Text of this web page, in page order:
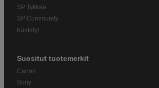
SP Tykkää
SP Community
Käytetyt
Suositut tuotemerkit
Canon
Sony